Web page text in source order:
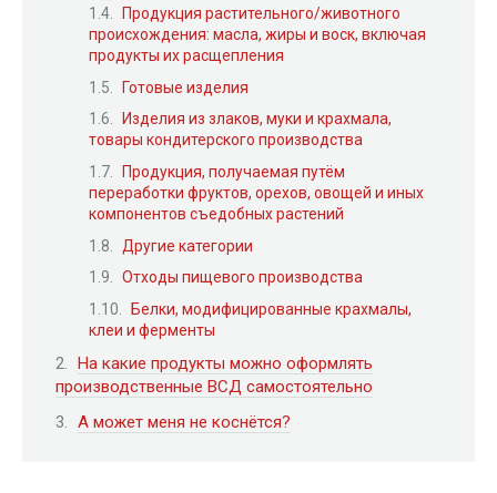
Продукция растительного/животного
происхождения: масла, жиры и воск, включая
продукты их расщепления
Готовые изделия
Изделия из злаков, муки и крахмала,
товары кондитерского производства
Продукция, получаемая путём
переработки фруктов, орехов, овощей и иных
компонентов съедобных растений
Другие категории
Отходы пищевого производства
Белки, модифицированные крахмалы,
клеи и ферменты
На какие продукты можно оформлять
производственные ВСД самостоятельно
А может меня не коснётся?